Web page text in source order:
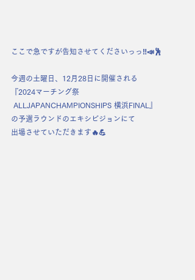
ここで急ですが告知させてくださいっっ‼️📣🕺
今週の土曜日、12月28日に開催される
『2024マーチング祭
ALLJAPANCHAMPIONSHIPS 横浜FINAL』
の予選ラウンドのエキシビジョンにて
出場させていただきます🔥💪